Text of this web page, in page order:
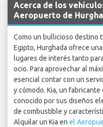
Acerca de los
Aeropuerto de
Como un bullicioso destino
Egipto, Hurghada ofrece
lugares de interés tanto
ocio. Para aprovechar al
esencial contar con un
y cómodo. Kia, un
conocido por sus diseños
de combustible y
Alquilar un Kia en el